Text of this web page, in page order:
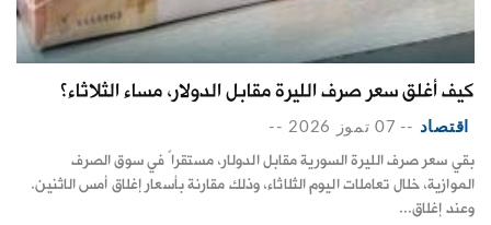
كيف أغلق سعر صرف الليرة مقابل الدولار، مساء الثلاثاء؟
اقتصاد -- 07 تموز 2026 --
بقي سعر صرف الليرة السورية مقابل الدولار، مستقراً في سوق الصرف
الموازية، خلال تعاملات اليوم الثلاثاء، وذلك مقارنة بأسعار إغلاق أمس الاثنين.
وعند إغلاق...